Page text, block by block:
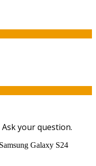
Ask your question.